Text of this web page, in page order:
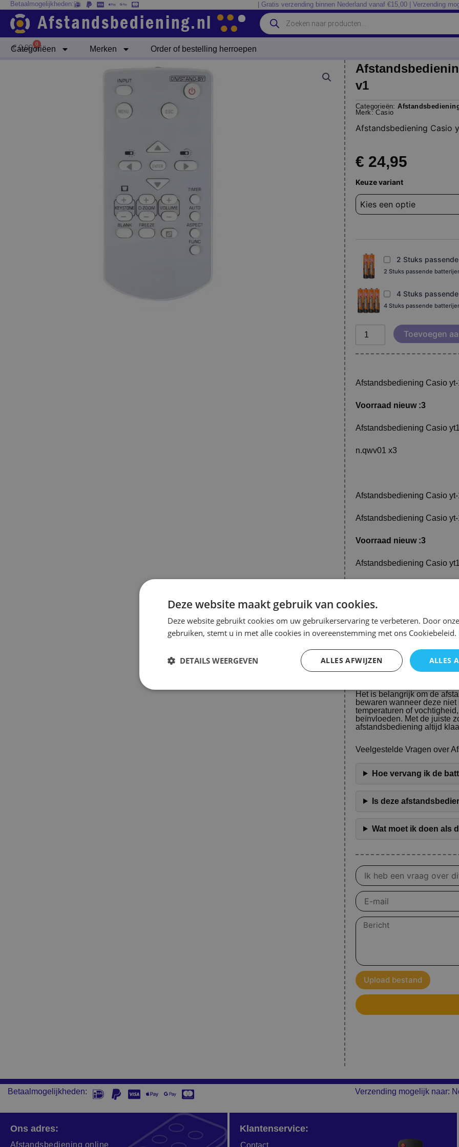
naar
inhoud
Betaalmogelijkheden: | Gratis verzending binnen Nederland vanaf €15,00 | Verzending
Producten
zoeken
Categoriëen Merken Order of bestelling herroepen
€0,00 0
Winkelwagen
v1
Categorieën:
Merk:Casio
Afstandsbediening Casio
€ 24,95
Keuze variant
2 Stuks
2 Stuks passende
4 Stuks
4 Stuks passende
Afstandsbediening
yt-
150
v2
xj-
Toevoegen
Afstandsbediening Casio
Voorraad nieuw :3
Afstandsbediening Casio
n.qwv01 x3
Afstandsbediening Casio
Afstandsbediening Casio
Voorraad nieuw :3
Afstandsbediening Casio
Deze afstandsbediening is
yt-150, yt-151, xj-v2 en xj-
afstandsbediening directe
een waardevolle
werkt op een betrouwbare
inhoud zonder
Het is belangrijk om de
bewaren wanneer deze
temperaturen of
beïnvloeden. Met de juiste
afstandsbediening altijd
Veelgestelde Vragen over
Hoe vervang ik de
Is deze
Wat moet ik doen als
Vraag
over
product
E-
mail
Bericht
Upload bestand
Betaalmogelijkheden: Verzending mogelijk naar:
Ons adres:
Afstandsbediening online
Klantenservice:
Deze website maakt gebruik van cookies.
Deze website gebruikt cookies om uw gebruikerservaring te verbeteren. Door
gebruiken, stemt u in met alle cookies in overeenstemming met ons Cookiebeleid.
ALLES
ALLES AFWIJZEN
DETAILS WEERGEVEN